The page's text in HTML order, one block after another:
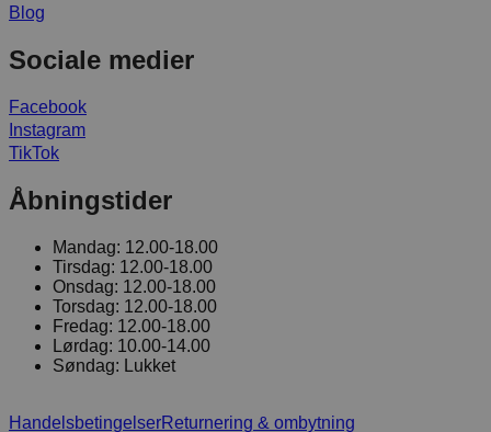
Blog
Sociale medier
Facebook
Instagram
TikTok
Åbningstider
Mandag: 12.00-18.00
Tirsdag: 12.00-18.00
Onsdag: 12.00-18.00
Torsdag: 12.00-18.00
Fredag: 12.00-18.00
Lørdag: 10.00-14.00
Søndag: Lukket
HandelsbetingelserReturnering & ombytning